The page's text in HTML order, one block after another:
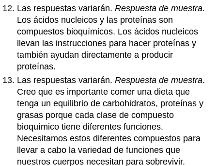
Las respuestas variarán.Respuesta de muestra.
Los ácidos nucleicos y las proteínas son
compuestos bioquímicos. Los ácidos nucleicos
llevan las instrucciones para hacer proteínas y
también ayudan directamente a producir
proteínas.
Las respuestas variarán.Respuesta de muestra.
Creo que es importante comer una dieta que
tenga un equilibrio de carbohidratos, proteínas y
grasas porque cada clase de compuesto
bioquímico tiene diferentes funciones.
Necesitamos estos diferentes compuestos para
llevar a cabo la variedad de funciones que
nuestros cuerpos necesitan para sobrevivir.